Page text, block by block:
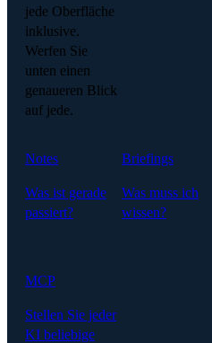
jede Oberfläche
inklusive.
Werfen Sie
unten einen
genaueren Blick
auf jede.
Notes
Was ist gerade
passiert?
Briefings
Was muss ich
wissen?
MCP
Stellen Sie jeder
KI beliebige